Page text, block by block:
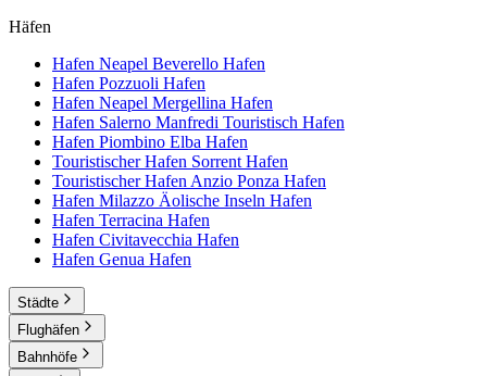
Häfen
Hafen Neapel Beverello Hafen
Hafen Pozzuoli Hafen
Hafen Neapel Mergellina Hafen
Hafen Salerno Manfredi Touristisch Hafen
Hafen Piombino Elba Hafen
Touristischer Hafen Sorrent Hafen
Touristischer Hafen Anzio Ponza Hafen
Hafen Milazzo Äolische Inseln Hafen
Hafen Terracina Hafen
Hafen Civitavecchia Hafen
Hafen Genua Hafen
Städte
Flughäfen
Bahnhöfe